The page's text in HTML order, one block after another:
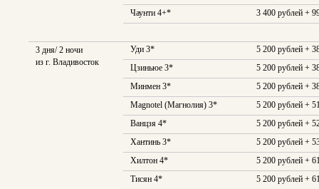
Чаунти 4+*
3 400 рублей +
3 дня/ 2 ночи
из г. Владивосток
Уди 3*
5 200 рублей +
Цзиньюе 3*
5 200 рублей +
Минмен 3*
5 200 рублей +
Magnotel (Магнолия) 3*
5 200 рублей +
Ванцзя 4*
5 200 рублей +
Хантинь 3*
5 200 рублей +
Хилтон 4*
5 200 рублей +
Тисян 4*
5 200 рублей +